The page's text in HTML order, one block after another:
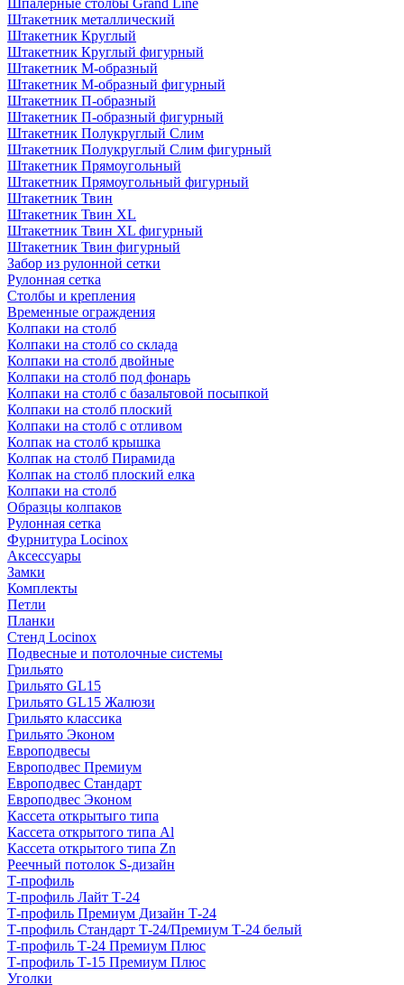
Шпалерные столбы Grand Line
Штакетник металлический
Штакетник Круглый
Штакетник Круглый фигурный
Штакетник М-образный
Штакетник М-образный фигурный
Штакетник П-образный
Штакетник П-образный фигурный
Штакетник Полукруглый Слим
Штакетник Полукруглый Слим фигурный
Штакетник Прямоугольный
Штакетник Прямоугольный фигурный
Штакетник Твин
Штакетник Твин XL
Штакетник Твин XL фигурный
Штакетник Твин фигурный
Забор из рулонной сетки
Рулонная сетка
Столбы и крепления
Временные ограждения
Колпаки на столб
Колпаки на столб со склада
Колпаки на столб двoйные
Колпаки на столб под фонарь
Колпаки на столб с базальтовой посыпкой
Колпаки на столб плоский
Колпаки на столб с отливом
Колпак на столб крышка
Колпак на столб Пирамида
Колпак на столб плоский елка
Колпаки на столб
Образцы колпаков
Рулонная сетка
Фурнитура Locinox
Аксессуары
Замки
Комплекты
Петли
Планки
Стенд Locinox
Подвесные и потолочные системы
Грильято
Грильято GL15
Грильято GL15 Жалюзи
Грильято классика
Грильято Эконом
Европодвесы
Европодвес Премиум
Европодвес Стандарт
Европодвес Эконом
Кассета открытыго типа
Кассета открытого типа Al
Кассета открытого типа Zn
Реечный потолок S-дизайн
Т-профиль
Т-профиль Лайт Т-24
Т-профиль Премиум Дизайн Т-24
Т-профиль Стандарт Т-24/Премиум Т-24 белый
Т-профиль Т-24 Премиум Плюс
Т-профиль Т-15 Премиум Плюс
Уголки